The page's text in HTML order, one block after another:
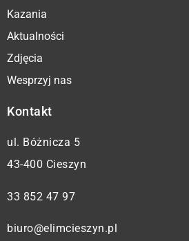
Kazania
Aktualności
Zdjęcia
Wesprzyj nas
Kontakt
ul. Bóżnicza 5
43-400 Cieszyn
33 852 47 97
biuro@elimcieszyn.pl